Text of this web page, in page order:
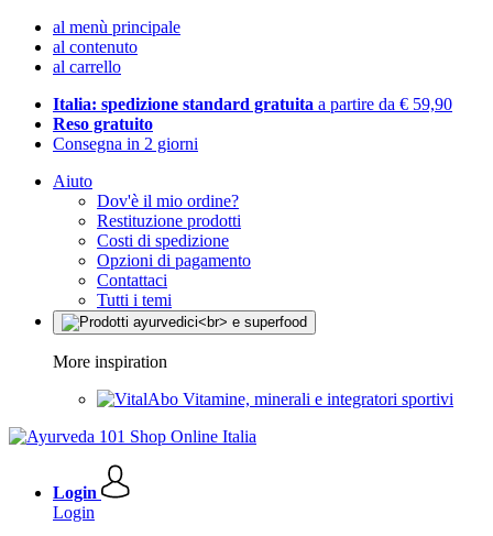
al menù principale
al contenuto
al carrello
Italia: spedizione standard gratuita a partire da € 59,90
Reso gratuito
Consegna in 2 giorni
Aiuto
Dov'è il mio ordine?
Restituzione prodotti
Costi di spedizione
Opzioni di pagamento
Contattaci
Tutti i temi
More inspiration
Vitamine, minerali e integratori sportivi
Login
Login